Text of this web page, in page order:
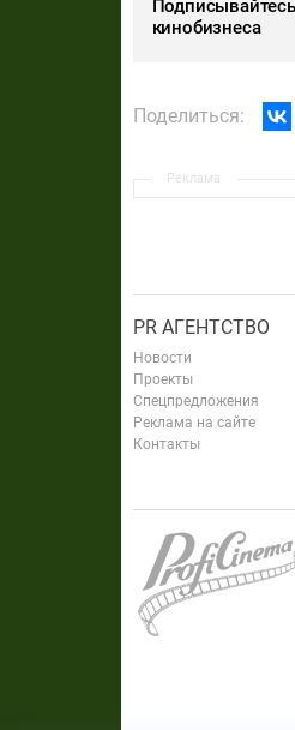
кинобизнеса
Поделиться:
Реклама
PR АГЕНТСТВО
Новости
Проекты
Спецпредложения
Реклама на сайте
Контакты